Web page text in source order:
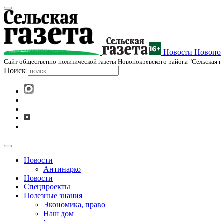
Новости
Cайт общественно-политической газеты Новопокровского района "Сельская
Поиск
Новости
Антинарко
Новости
Спецпроекты
Полезные знания
Экономика, право
Наш дом